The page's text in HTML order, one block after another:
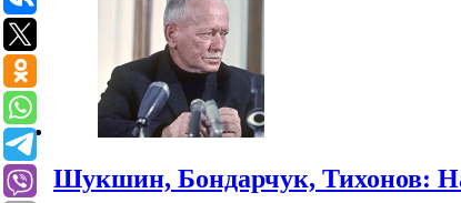
Шукшин, Бондарчук, Тихонов: